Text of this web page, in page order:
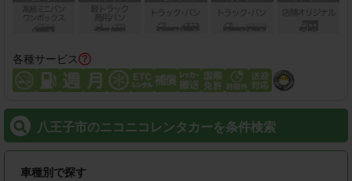
各種サービス
八王子市のニコニコレンタカーを条件検索
車種別で探す